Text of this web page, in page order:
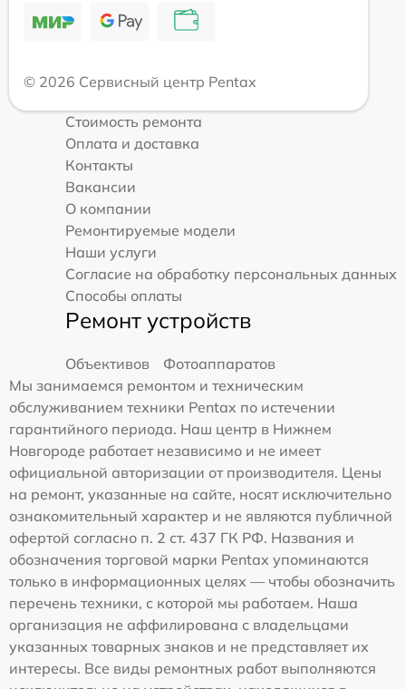
© 2026 Сервисный центр Pentax
Стоимость ремонта
Оплата и доставка
Контакты
Вакансии
О компании
Ремонтируемые модели
Наши услуги
Согласие на обработку персональных данных
Способы оплаты
Ремонт устройств
Объективов
Фотоаппаратов
Мы занимаемся ремонтом и техническим
обслуживанием техники Pentax по истечении
гарантийного периода. Наш центр в Нижнем
Новгороде работает независимо и не имеет
официальной авторизации от производителя. Цены
на ремонт, указанные на сайте, носят исключительно
ознакомительный характер и не являются публичной
офертой согласно п. 2 ст. 437 ГК РФ. Названия и
обозначения торговой марки Pentax упоминаются
только в информационных целях — чтобы обозначить
перечень техники, с которой мы работаем. Наша
организация не аффилирована с владельцами
указанных товарных знаков и не представляет их
интересы. Все виды ремонтных работ выполняются